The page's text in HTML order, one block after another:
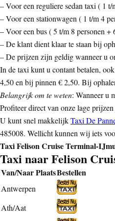
– Voor een reguliere sedan taxi ( 1 t/
– Voor een stationwagen ( 1 t/m 4
– Voor een bus ( 5 t/m 8 personen +
– De klant dient klaar te staan bij
– De prijzen zijn geldig wanneer u
In de taxi kunt u contant betalen,
4,50 en bij pinnen € 2,50. Bij
Belangrijk om te weten: Wanneer u
Profiteer direct van onze lage
U kunt snel makkelijkTaxi De
485008. Wellicht kunnen wij iets
Taxi Felison Cruise Terminal-
Taxi naar Felison
Van/Naar PlaatsBestellen
Antwerpen
Ath/Aat